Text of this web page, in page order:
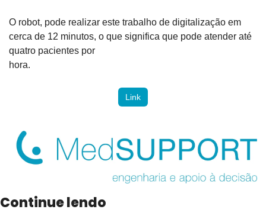
O robot, pode realizar este trabalho de digitalização em
cerca de 12 minutos, o que significa que pode atender até
quatro pacientes por
hora.
Link
Continue lendo